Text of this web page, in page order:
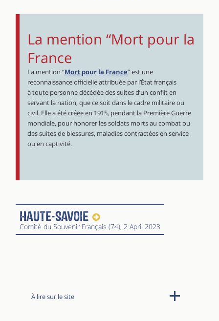
La mention “Mort pour la
France
La mention “Mort pour la France” est une
reconnaissance officielle attribuée par l’État français
à toute personne décédée des suites d’un conflit en
servant la nation, que ce soit dans le cadre militaire ou
civil. Elle a été créée en 1915, pendant la Première Guerre
mondiale, pour honorer les soldats morts au combat ou
des suites de blessures, maladies contractées en service
ou en captivité.
Haute-Savoie
Comité du Souvenir Français (74), 2 April 2023
À lire sur le site